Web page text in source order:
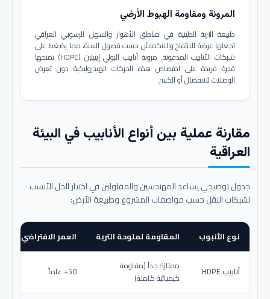
المرونة ومقاومة الهبوط الأرضي
طبيعة التربة الطينية في مناطق الأهوار والسهل الرسوبي العراقي
تجعلها عرضة للانتفاخ والانكماش حسب فصول السنة، مما يضغط على
شبكات الأنابيب المدفونة. مرونة أنابيب البولي إيثيلين (HDPE) تمنحها
قدرة فريدة على امتصاص هذه الحركات الهيدروليكية دون تعرض
الوصلات للانفصال أو الكسر.
مقارنة عملية بين أنواع الأنابيب في البيئة
العراقية
جدول توضيحي يساعد المهندسين والمقاولين في اختيار الحل الأنسب
لشبكات النقل حسب مواصفات المشروع وطبيعة الأرض:
نوع الأنبوب المقاومة لملوحة التربة العمر الافتراضي
أنابيب HDPE
ممتازة جداً (مقاومة
كيميائية كاملة)
50+ عاماً